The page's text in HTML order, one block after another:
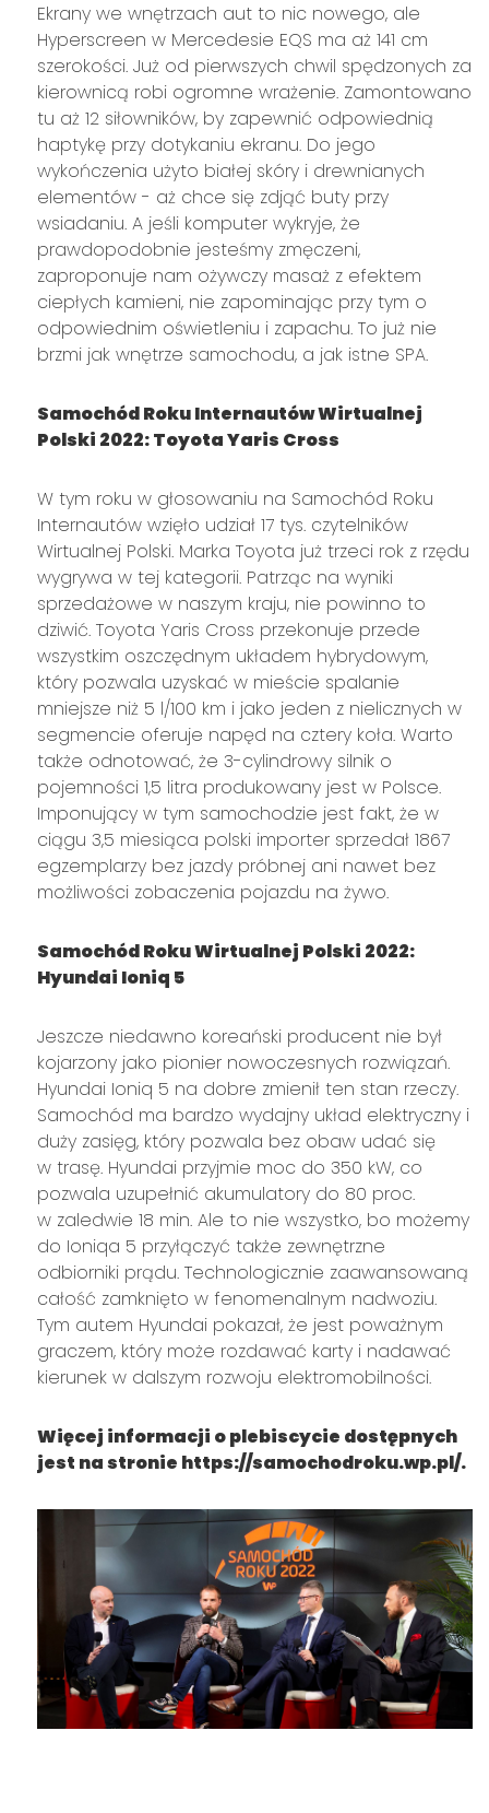
Ekrany we wnętrzach aut to nic nowego, ale
Hyperscreen w Mercedesie EQS ma aż 141 cm
szerokości. Już od pierwszych chwil spędzonych za
kierownicą robi ogromne wrażenie. Zamontowano
tu aż 12 siłowników, by zapewnić odpowiednią
haptykę przy dotykaniu ekranu. Do jego
wykończenia użyto białej skóry i drewnianych
elementów - aż chce się zdjąć buty przy
wsiadaniu. A jeśli komputer wykryje, że
prawdopodobnie jesteśmy zmęczeni,
zaproponuje nam ożywczy masaż z efektem
ciepłych kamieni, nie zapominając przy tym o
odpowiednim oświetleniu i zapachu. To już nie
brzmi jak wnętrze samochodu, a jak istne SPA.
Samochód Roku Internautów Wirtualnej
Polski 2022: Toyota Yaris Cross
W tym roku w głosowaniu na Samochód Roku
Internautów wzięło udział 17 tys. czytelników
Wirtualnej Polski. Marka Toyota już trzeci rok z rzędu
wygrywa w tej kategorii. Patrząc na wyniki
sprzedażowe w naszym kraju, nie powinno to
dziwić. Toyota Yaris Cross przekonuje przede
wszystkim oszczędnym układem hybrydowym,
który pozwala uzyskać w mieście spalanie
mniejsze niż 5 l/100 km i jako jeden z nielicznych w
segmencie oferuje napęd na cztery koła. Warto
także odnotować, że 3-cylindrowy silnik o
pojemności 1,5 litra produkowany jest w Polsce.
Imponujący w tym samochodzie jest fakt, że w
ciągu 3,5 miesiąca polski importer sprzedał 1867
egzemplarzy bez jazdy próbnej ani nawet bez
możliwości zobaczenia pojazdu na żywo.
Samochód Roku Wirtualnej Polski 2022:
Hyundai Ioniq 5
Jeszcze niedawno koreański producent nie był
kojarzony jako pionier nowoczesnych rozwiązań.
Hyundai Ioniq 5 na dobre zmienił ten stan rzeczy.
Samochód ma bardzo wydajny układ elektryczny i
duży zasięg, który pozwala bez obaw udać się
w trasę. Hyundai przyjmie moc do 350 kW, co
pozwala uzupełnić akumulatory do 80 proc.
w zaledwie 18 min. Ale to nie wszystko, bo możemy
do Ioniqa 5 przyłączyć także zewnętrzne
odbiorniki prądu. Technologicznie zaawansowaną
całość zamknięto w fenomenalnym nadwoziu.
Tym autem Hyundai pokazał, że jest poważnym
graczem, który może rozdawać karty i nadawać
kierunek w dalszym rozwoju elektromobilności.
Więcej informacji o plebiscycie dostępnych
jest na stronie https://samochodroku.wp.pl/.